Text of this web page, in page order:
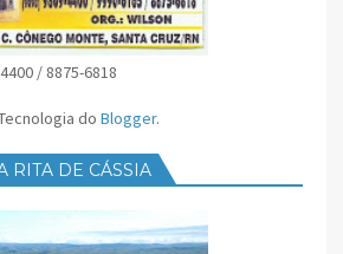
/ 8875-6818
do Blogger.
RITA DE CÁSSIA